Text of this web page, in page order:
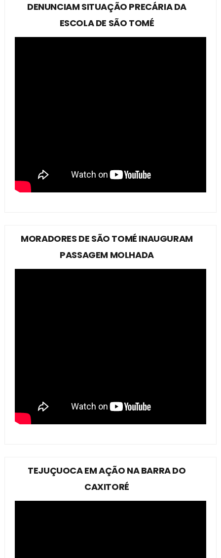
DENUNCIAM SITUAÇÃO PRECÁRIA DA
ESCOLA DE SÃO TOMÉ
MORADORES DE SÃO TOMÉ INAUGURAM
PASSAGEM MOLHADA
TEJUÇUOCA EM AÇÃO NA BARRA DO
CAXITORÉ